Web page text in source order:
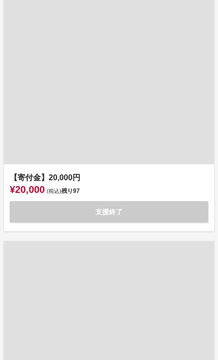
【寄付金】20,000円
¥20,000 (税込)残り97
支援終了